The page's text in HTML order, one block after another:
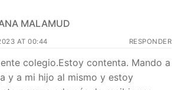
MALAMUD
AT 00:44 RESPONDER
colegio.Estoy contenta. Mando a
y a mi hijo al mismo y estoy